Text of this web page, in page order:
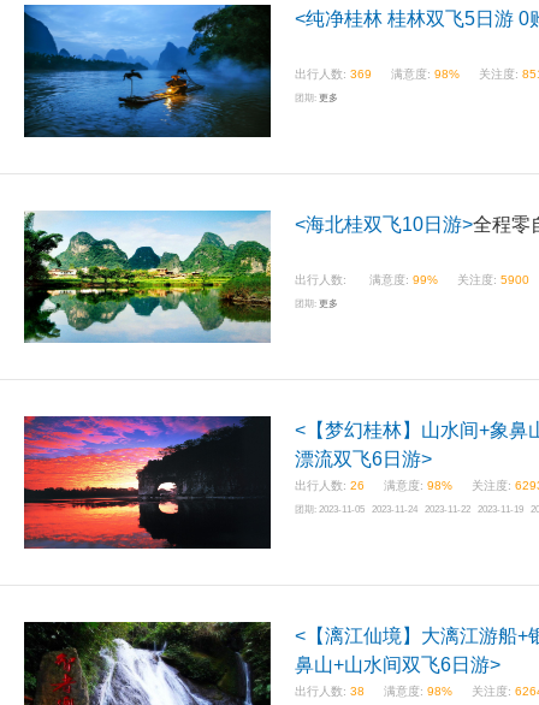
<纯净桂林 桂林双飞5日游 0
出行人数: 369 满意度: 98% 关注度:
团期: 更多
<海北桂双飞10日游>全程零
出行人数: 满意度: 99% 关注度: 5900
团期: 更多
<【梦幻桂林】山水间+象鼻
漂流双飞6日游>
出行人数: 26 满意度: 98% 关注度:
团期: 2023-11-05 2023-11-24 2023-11-22 2023-11-19
<【漓江仙境】大漓江游船+
鼻山+山水间双飞6日游>
出行人数: 38 满意度: 98% 关注度: